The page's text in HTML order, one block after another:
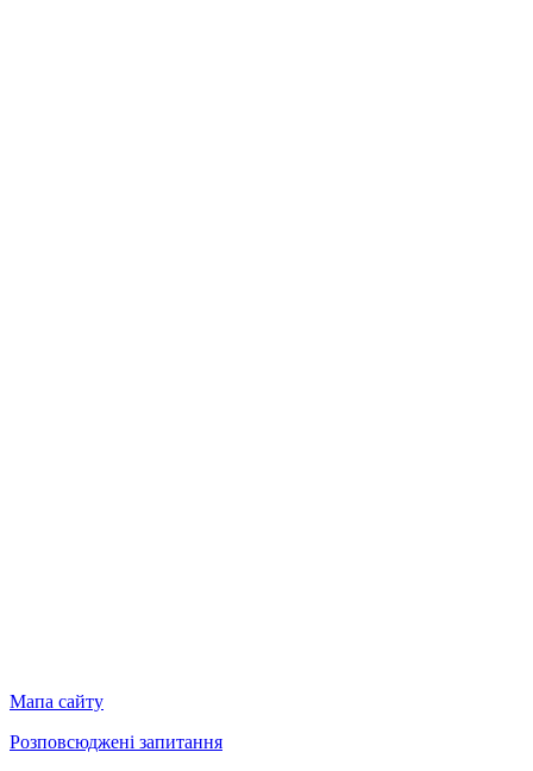
Мапа сайту
Розповсюджені запитання